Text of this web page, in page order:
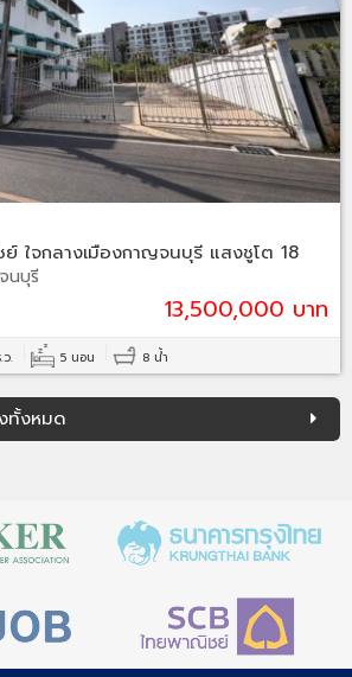
ใจกลางเมืองกาญจนบุรี แสงชูโต 18
นบุรี
13,500,000 บาท
. 5 นอน 8 น้ำ
ทั้งหมด